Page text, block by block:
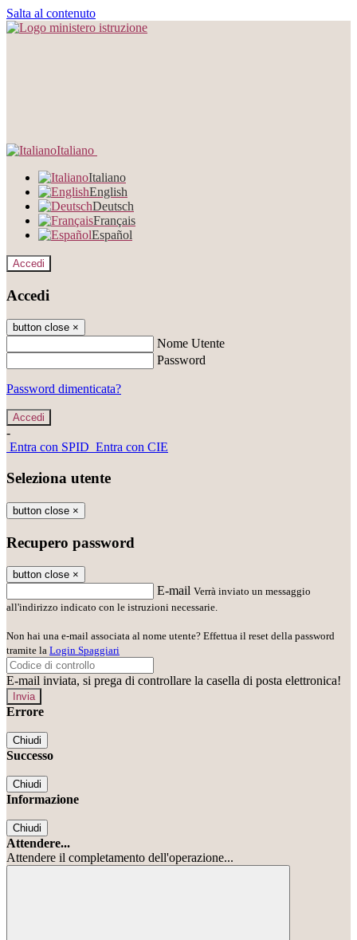
Salta al contenuto
Italiano
Italiano
English
Deutsch
Français
Español
Accedi
Accedi
button close ×
Nome Utente
Password
Password dimenticata?
-
Entra con SPID Entra con CIE
Seleziona utente
button close ×
Recupero password
button close ×
E-mail Verrà inviato un messaggio
all'indirizzo indicato con le istruzioni necessarie.
Non hai una e-mail associata al nome utente? Effettua il reset della password
tramite la Login Spaggiari
E-mail inviata, si prega di controllare la casella di posta elettronica!
Errore
Chiudi
Successo
Chiudi
Informazione
Chiudi
Attendere...
Attendere il completamento dell'operazione...